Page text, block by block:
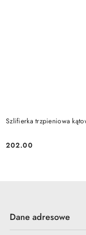
Szlifierka trzpieniowa
Cena:
202.00
Dane adresowe